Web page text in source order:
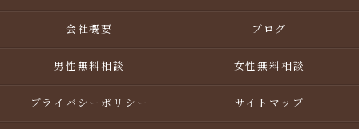
会社概要 ブログ
男性無料相談 女性無料相談
プライバシーポリシー サイトマップ